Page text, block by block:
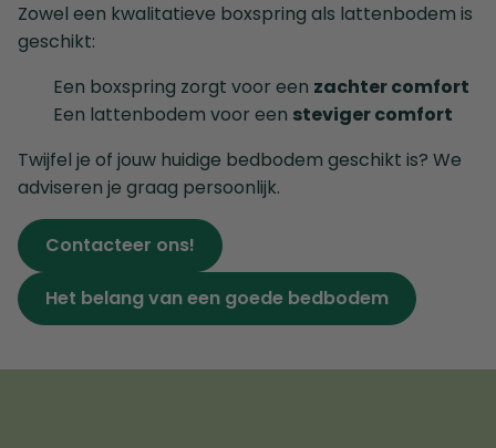
Zowel een kwalitatieve boxspring als lattenbodem is
geschikt:
Een boxspring zorgt voor een zachter comfort
Een lattenbodem voor een steviger comfort
Twijfel je of jouw huidige bedbodem geschikt is? We
adviseren je graag persoonlijk.
Contacteer ons!
Het belang van een goede bedbodem